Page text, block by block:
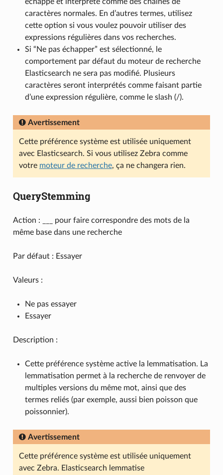
caractères normales. En d’autres termes, utilisez
cette option si vous voulez pouvoir utiliser des
expressions régulières dans vos recherches.
Si “Ne pas échapper” est sélectionné, le
comportement par défaut du moteur de recherche
Elasticsearch ne sera pas modifié. Plusieurs
caractères seront interprétés comme faisant partie
d’une expression régulière, comme le slash (/).
Avertissement
Cette préférence système est utilisée uniquement
avec Elasticsearch. Si vous utilisez Zebra comme
votre moteur de recherche, ça ne changera rien.
QueryStemming
Action : ___ pour faire correspondre des mots de la
même base dans une recherche
Par défaut : Essayer
Valeurs :
Ne pas essayer
Essayer
Description :
Cette préférence système active la lemmatisation. La
lemmatisation permet à la recherche de renvoyer de
multiples versions du même mot, ainsi que des
termes reliés (par exemple, aussi bien poisson que
poissonnier).
Avertissement
Cette préférence système est utilisée uniquement
avec Zebra. Elasticsearch lemmatise